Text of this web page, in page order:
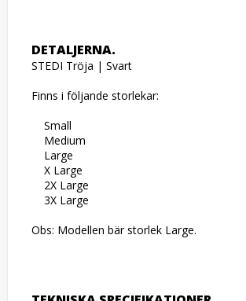
DETALJERNA.
STEDI Tröja | Svart
Finns i följande storlekar:
Obs: Modellen bär storlek Large.